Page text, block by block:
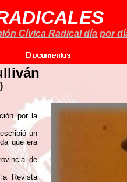
Cívica Radical día por
por la
un
que era
de
Revista